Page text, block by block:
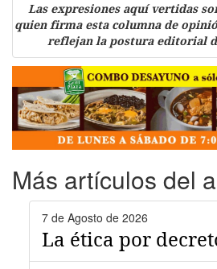
Las expresiones aquí vertidas
quien firma esta columna de
reflejan la postura editorial
Más artículos del
7 de Agosto de 2026
La ética por